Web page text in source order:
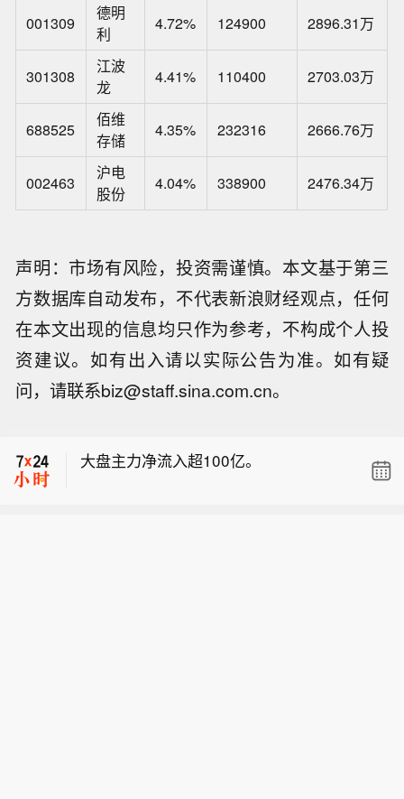
001309
德明
利
4.72% 124900 2896.31万
301308
江波
龙
4.41% 110400 2703.03万
688525
佰维
存储
4.35% 232316 2666.76万
002463
沪电
股份
4.04% 338900 2476.34万
声明：市场有风险，投资需谨慎。本文基于第三
方数据库自动发布，不代表新浪财经观点，任何
在本文出现的信息均只作为参考，不构成个人投
资建议。如有出入请以实际公告为准。如有疑
问，请联系biz@staff.sina.com.cn。
安联保险仍然预测全年营业利润164亿
欧元至184亿欧元。
山市教育局发布情况通报：针对网传佛
大盘主力净流入超100亿。